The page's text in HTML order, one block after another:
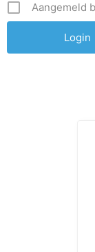
Aangemeld